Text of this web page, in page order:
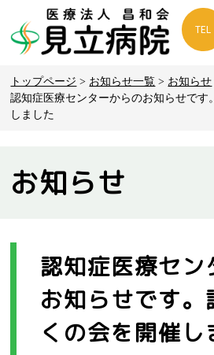
TEL
トップページ > お知らせ一覧 > お知らせ
認知症医療センターからのお知らせです
しました
お知らせ
認知症医療セン
お知らせです。
くの会を開催し